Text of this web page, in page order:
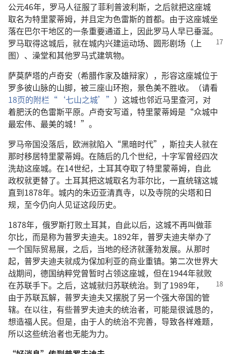
公元46年，罗马人征服了菲利普波利斯，之后就把这座城
取名为特里蒙蒂姆，并且定为色雷斯的首都。由于这座城坐
落在巴尔干地区的一条重要通道上，因此罗马人早已垂涎。
罗马取得这城后，就在城内兴建运动场、 圆形剧场（上
图）、澡堂和其他罗马式建筑物。
萨莫萨塔的卢奇安（希腊作家及雄辩家），形容这座城位于
罗多彼山脉的山脚，被三座山环抱，景色美不胜收。（请看
18页的附栏“‘七山之城’” ）这城也邻近马里查河，对
着肥沃的色雷斯平原。卢奇安写道，特里蒙蒂姆是“众城中
最宏伟、最美的城！”。
罗马帝国没落后，欧洲就陷入“黑暗时代”，斯拉夫人就在
那时移居特里蒙蒂姆。在随后的几个世纪，十字军曾经四次
洗劫这座城。在14世纪，土耳其夺取了特里蒙蒂姆，自此
政权就更替了。土耳其把这城取名为菲尔比，一直统辖这城
直到1878年。城内的朱迈亚清真寺，以及寺院的尖塔和日
规，至今仍向人见证这段历史。
1878年，俄罗斯打败土耳其，自此以后，这城不再叫做菲
尔比，而是称为普罗夫迪夫。1892年，普罗夫迪夫举办了
一个国际贸易展，之后，当地的经济就蓬勃发展。从那时
起，普罗夫迪夫就成为保加利亚的商业重镇。第二次世界大
战期间，德国纳粹党曾暂时占领这座城，但在1944年就败
在苏联手下。之后，这城就归苏联统治。到了1989年，
由于苏联瓦解，普罗夫迪夫又摆脱了另一个强大帝国的管
辖。在以往，有些普罗夫迪夫的统治者，可能是很诚恳的，
想造福人民。但是，由于人的统治不完善，导致各样难题，
所以这些统治者也无能为力。